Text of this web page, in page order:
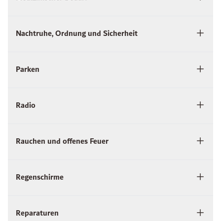
Nachtruhe, Ordnung und Sicherheit
Parken
Radio
Rauchen und offenes Feuer
Regenschirme
Reparaturen